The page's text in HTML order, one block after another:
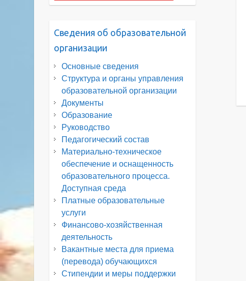
Сведения об образовательной
организации
Основные сведения
Структура и органы управления
образовательной организации
Документы
Образование
Руководство
Педагогический состав
Материально-техническое
обеспечение и оснащенность
образовательного процесса.
Доступная среда
Платные образовательные
услуги
Финансово-хозяйственная
деятельность
Вакантные места для приема
(перевода) обучающихся
Стипендии и меры поддержки